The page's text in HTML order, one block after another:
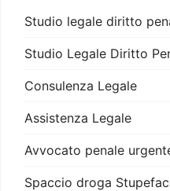
Studio legale diritto
Studio Legale Diritto
Consulenza Legale
Assistenza Legale
Avvocato penale
Spaccio droga